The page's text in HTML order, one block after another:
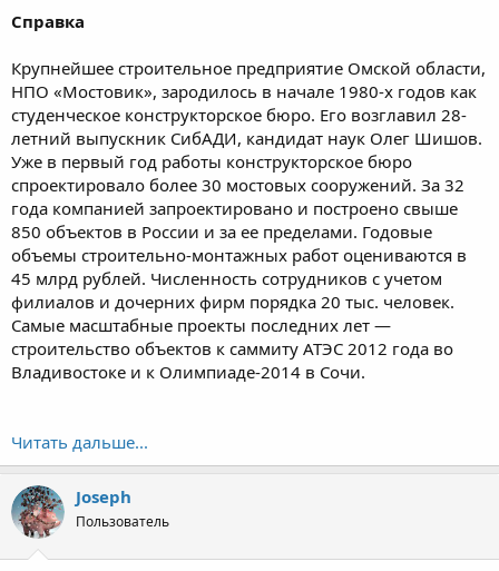
Справка
Крупнейшее строительное предприятие Омской области,
НПО «Мостовик», зародилось в начале 1980-х годов как
студенческое конструкторское бюро. Его возглавил 28-
летний выпускник СибАДИ, кандидат наук Олег Шишов.
Уже в первый год работы конструкторское бюро
спроектировало более 30 мостовых сооружений. За 32
года компанией запроектировано и построено свыше
850 объектов в России и за ее пределами. Годовые
объемы строительно-монтажных работ оцениваются в
45 млрд рублей. Численность сотрудников с учетом
филиалов и дочерних фирм порядка 20 тыс. человек.
Самые масштабные проекты последних лет —
строительство объектов к саммиту АТЭС 2012 года во
Владивостоке и к Олимпиаде-2014 в Сочи.
Читать дальше...
Joseph
Пользователь